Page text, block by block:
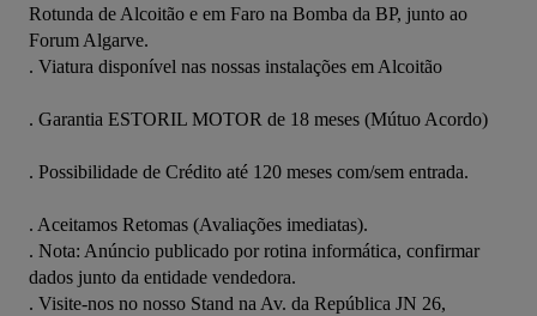
Rotunda de Alcoitão e em Faro na Bomba da BP, junto ao
Forum Algarve.
. Nota: Anúncio publicado por rotina informática, confirmar
. Visite-nos no nosso Stand na Av. da República JN 26,